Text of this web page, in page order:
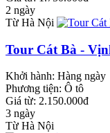
2 ngày
Từ Hà Nội
Tour Cát Bà -
Khởi hành: Hàng ngày
Phương tiện: Ô tô
Giá từ: 2.150.000đ
3 ngày
Từ Hà Nội